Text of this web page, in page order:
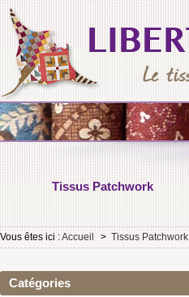
Tissus Patchwork
Vous êtes ici :Accueil > Tissus Patchwork
Catégories